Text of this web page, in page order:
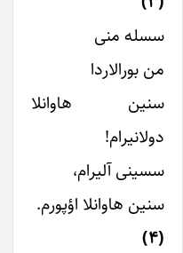
سسله منی
من بورالاردا
سنین هاوانلا
دولانیرام!
سسینی آلیرام،
سنین هاوانلا اؤپورم.
(۴)